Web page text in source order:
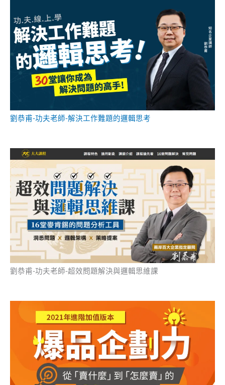
劉恭甫-功夫老師-解決工作難題的邏輯思考
劉恭甫-功夫老師-超效問題解決與邏輯思維課